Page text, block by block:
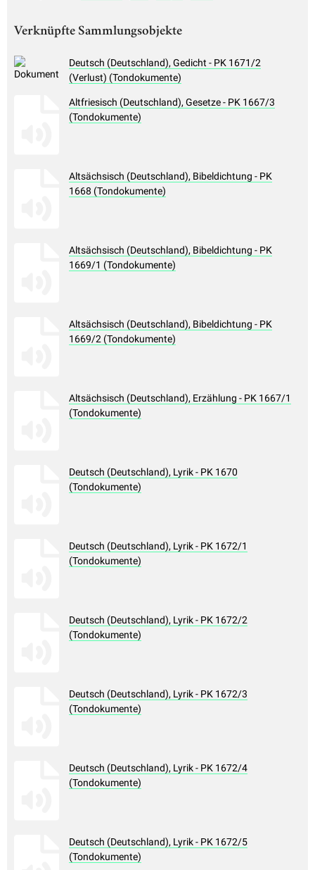
Verknüpfte Sammlungsobjekte
Deutsch (Deutschland), Gedicht - PK 1671/2
(Verlust) (Tondokumente)
Altfriesisch (Deutschland), Gesetze - PK 1667/3
(Tondokumente)
Altsächsisch (Deutschland), Bibeldichtung - PK
1668 (Tondokumente)
Altsächsisch (Deutschland), Bibeldichtung - PK
1669/1 (Tondokumente)
Altsächsisch (Deutschland), Bibeldichtung - PK
1669/2 (Tondokumente)
Altsächsisch (Deutschland), Erzählung - PK 1667/1
(Tondokumente)
Deutsch (Deutschland), Lyrik - PK 1670
(Tondokumente)
Deutsch (Deutschland), Lyrik - PK 1672/1
(Tondokumente)
Deutsch (Deutschland), Lyrik - PK 1672/2
(Tondokumente)
Deutsch (Deutschland), Lyrik - PK 1672/3
(Tondokumente)
Deutsch (Deutschland), Lyrik - PK 1672/4
(Tondokumente)
Deutsch (Deutschland), Lyrik - PK 1672/5
(Tondokumente)